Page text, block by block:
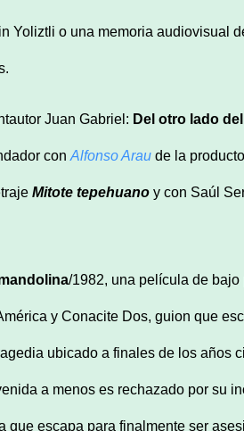
Yoliztli o una memoria audiovisual
Juan Gabriel: Del otro lado
con Alfonso Arau de la
Mitote tepehuano y con Saúl
/1982, una película de
y Conacite Dos, guion que
ubicado a finales de los años
a menos es rechazado por su
que escapa para finalmente ser